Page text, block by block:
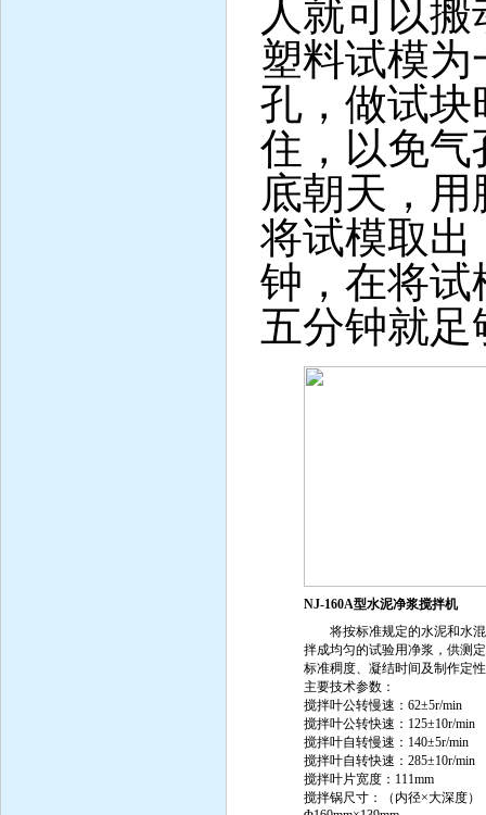
人就可以
塑料试模
孔，做试块
住，以免气
底朝天，
将试模取出
钟，在将试
五分钟就足
NJ-160A型水泥净浆搅拌机
将按标准规定的水泥和水混
拌成均匀的试验用净浆，供测
标准稠度、凝结时间及制作定
主要技术参数：
搅拌叶公转慢速：62±5r/min
搅拌叶公转快速：125±10r/min
搅拌叶自转慢速：140±5r/min
搅拌叶自转快速：285±10r/min
搅拌叶片宽度：111mm
搅拌锅尺寸：（内径×大深度）